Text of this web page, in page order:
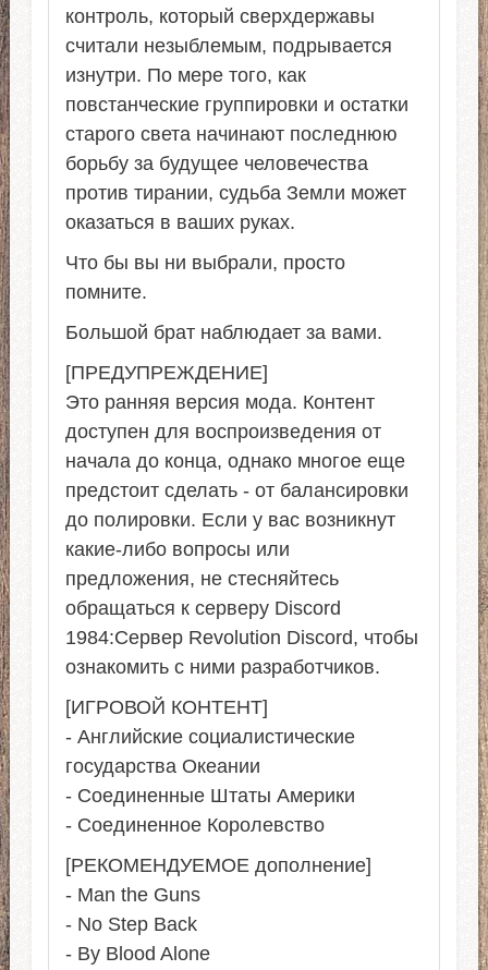
контроль, который сверхдержавы
считали незыблемым, подрывается
изнутри. По мере того, как
повстанческие группировки и остатки
старого света начинают последнюю
борьбу за будущее человечества
против тирании, судьба Земли может
оказаться в ваших руках.
Что бы вы ни выбрали, просто
помните.
Большой брат наблюдает за вами.
[ПРЕДУПРЕЖДЕНИЕ]
Это ранняя версия мода. Контент
доступен для воспроизведения от
начала до конца, однако многое еще
предстоит сделать - от балансировки
до полировки. Если у вас возникнут
какие-либо вопросы или
предложения, не стесняйтесь
обращаться к серверу Discord
1984:Сервер Revolution Discord, чтобы
ознакомить с ними разработчиков.
[ИГРОВОЙ КОНТЕНТ]
- Английские социалистические
государства Океании
- Соединенные Штаты Америки
- Соединенное Королевство
[РЕКОМЕНДУЕМОЕ дополнение]
- Man the Guns
- No Step Back
- By Blood Alone